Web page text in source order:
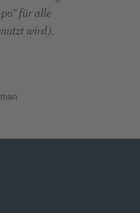
für alle
wird).